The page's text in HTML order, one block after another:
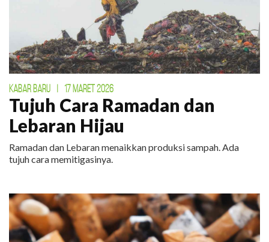
KABAR BARU 17 MARET 2026
Tujuh Cara Ramadan dan
Lebaran Hijau
Ramadan dan Lebaran menaikkan produksi sampah. Ada
tujuh cara memitigasinya.